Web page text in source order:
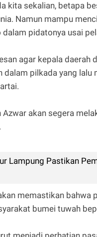
kita sekalian, betapa
Namun mampu
pidatonya usai
agar kepala daerah
dalam pilkada yang
Azwar akan segera
Lampung Pastikan
memastikan
bumei tuwah